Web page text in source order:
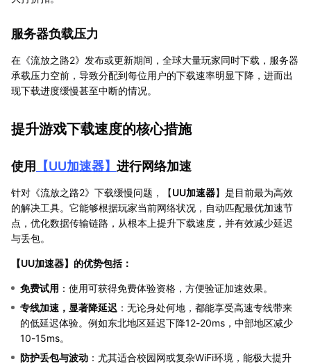
服务器负载压力
在《流放之路2》发布或更新期间，全球大量玩家同时下载，服务器
承载压力空前，导致分配到每位用户的下载速率明显下降，进而出
现下载进度缓慢甚至中断的情况。
提升游戏下载速度的核心措施
使用 【UU加速器】 进行网络加速
针对《流放之路2》下载缓慢问题，【UU加速器】是目前最为高效
的解决工具。它能够根据玩家当前网络状况，自动匹配最优加速节
点，优化数据传输链路，从根本上提升下载速度，并有效减少延迟
与丢包。
【UU加速器】的优势包括：
免费试用 ：使用可获得免费体验资格，方便验证加速效果。
专线加速，显著降延迟 ：无论身处何地，都能享受高速专线带来
的低延迟体验。例如东北地区延迟下降12-20ms，中部地区减少
10-15ms。
防护丢包与波动 ：尤其适合校园网或复杂WiFi环境，能极大提升